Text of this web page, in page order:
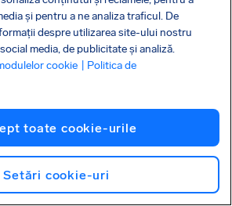
urma unei întârzieri sau
este vinovată pentru întârzierea
la compania aeriană. Compania
asemenea, să-ți asigure cazare și
aeroport, dacă este necesar. Dacă
un hotel din cauza perturbării,
și pentru a ne analiza traficul. De
despre utilizarea site-ului nostru
media, de publicitate și analiză.
cookie
| Politica de
toate cookie-urile
Setări cookie-uri